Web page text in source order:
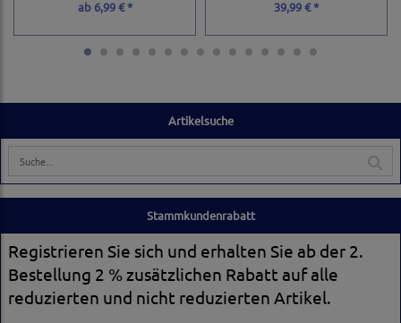
Artikelsuche
ab6,99 € * 39,99 € *
Stammkundenrabatt
Registrieren Sie sich und erhalten Sie ab der 2.
Bestellung 2 % zusätzlichen Rabatt auf alle
reduzierten und nicht reduzierten Artikel.